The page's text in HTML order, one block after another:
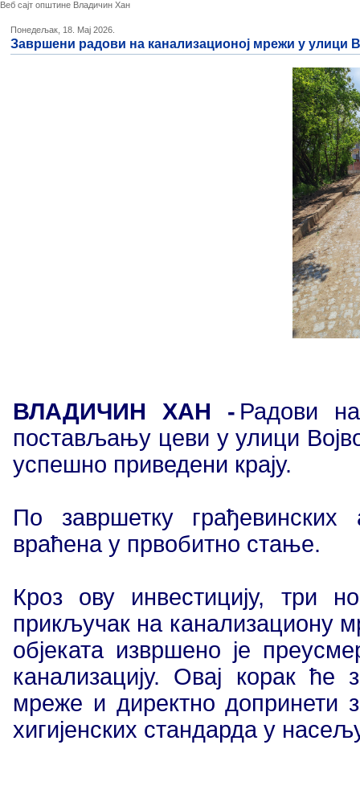
Веб сајт општине Владичин Хан
Понедељак, 18. Мај 2026.
Завршени радови на канализационој мрежи у улици
ВЛАДИЧИН ХАН - Радови
постављању цеви у улици
успешно приведени крају.
По завршетку грађевинских
враћена у првобитно стање.
Кроз ову инвестицију, три
прикључак на канализациону
објеката извршено је
канализацију. Овај корак ће
мреже и директно допринети
хигијенских стандарда у